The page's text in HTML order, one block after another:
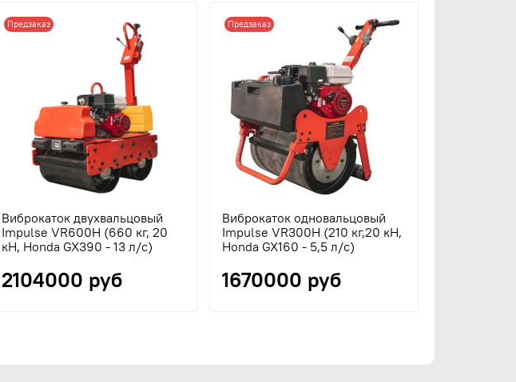
Предзаказ
Виброкаток двухвальцовый
Impulse VR600H (660 кг, 20
кН, Honda GX390 - 13 л/с)
2104000 руб
Предзаказ
Виброкаток одновальцовый
Impulse VR300H (210 кг,20 кН,
Honda GX160 - 5,5 л/с)
1670000 руб